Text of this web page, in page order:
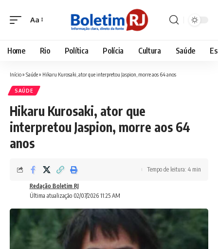
Font
Aa
Home Rio Política Polícia Cultura Saúde
Início» Saúde» Hikaru Kurosaki, ator que interpretou Jaspion, morre aos 64 anos
SAÚDE
Hikaru Kurosaki, ator que
interpretou Jaspion, morre aos 64
anos
Última atualização 02/07/2026 11:25 AM
Redação Boletim RJ
Tempo de leitura: 4 min